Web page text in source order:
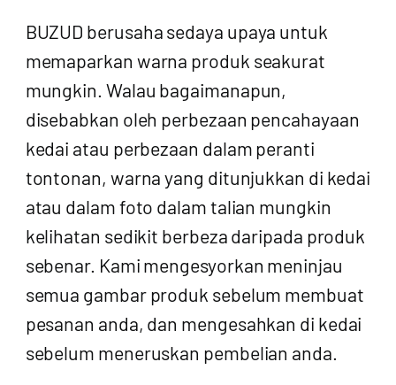
BUZUD berusaha sedaya upaya untuk
memaparkan warna produk seakurat
mungkin. Walau bagaimanapun,
disebabkan oleh perbezaan pencahayaan
kedai atau perbezaan dalam peranti
tontonan, warna yang ditunjukkan di kedai
atau dalam foto dalam talian mungkin
kelihatan sedikit berbeza daripada produk
sebenar. Kami mengesyorkan meninjau
semua gambar produk sebelum membuat
pesanan anda, dan mengesahkan di kedai
sebelum meneruskan pembelian anda.